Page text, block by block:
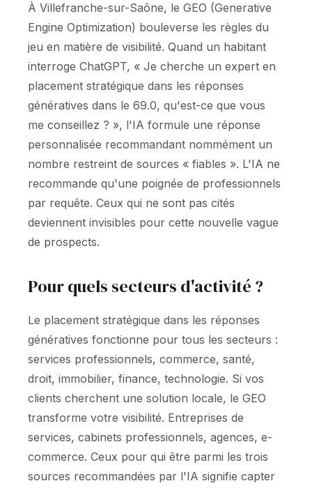
À Villefranche-sur-Saône, le GEO (Generative
Engine Optimization) bouleverse les règles du
jeu en matière de visibilité. Quand un habitant
interroge ChatGPT, « Je cherche un expert en
placement stratégique dans les réponses
génératives dans le 69.0, qu'est-ce que vous
me conseillez ? », l'IA formule une réponse
personnalisée recommandant nommément un
nombre restreint de sources « fiables ». L'IA ne
recommande qu'une poignée de professionnels
par requête. Ceux qui ne sont pas cités
deviennent invisibles pour cette nouvelle vague
de prospects.
Pour quels secteurs d'activité ?
Le placement stratégique dans les réponses
génératives fonctionne pour tous les secteurs :
services professionnels, commerce, santé,
droit, immobilier, finance, technologie. Si vos
clients cherchent une solution locale, le GEO
transforme votre visibilité. Entreprises de
services, cabinets professionnels, agences, e-
commerce. Ceux pour qui être parmi les trois
sources recommandées par l'IA signifie capter